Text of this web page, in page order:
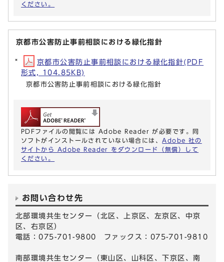
ください。
京都市公害防止事前相談における緑化指針
京都市公害防止事前相談における緑化指針(PDF
形式, 104.85KB)
京都市公害防止事前相談における緑化指針
PDFファイルの閲覧には Adobe Reader が必要です。同
ソフトがインストールされていない場合には、 Adobe 社の
サイトから Adobe Reader をダウンロード（無償）して
ください。
お問い合わせ先
北部環境共生センター（北区、上京区、左京区、中京
区、右京区）
電話：075-701-9800 ファックス：075-701-9810
南部環境共生センター（東山区、山科区、下京区、南